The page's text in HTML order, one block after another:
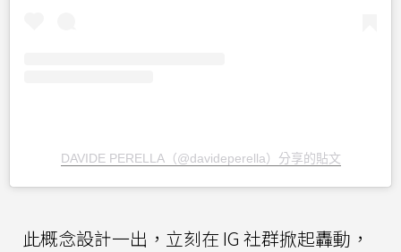
DAVIDE PERELLA（@davideperella）分享的貼文
此概念設計一出，立刻在 IG 社群掀起轟動，